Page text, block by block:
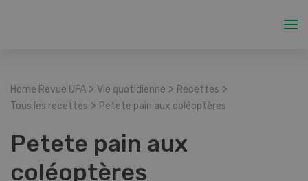
Home Revue UFA > Vie quotidienne > Recettes >
Tous les recettes > Petete pain aux coléoptères
Petete pain aux
coléoptères